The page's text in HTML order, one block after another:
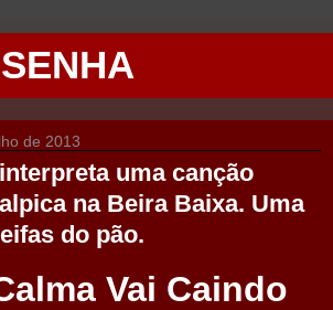
de 2013
uma canção
na Beira Baixa. Uma
do pão.
Vai Caindo